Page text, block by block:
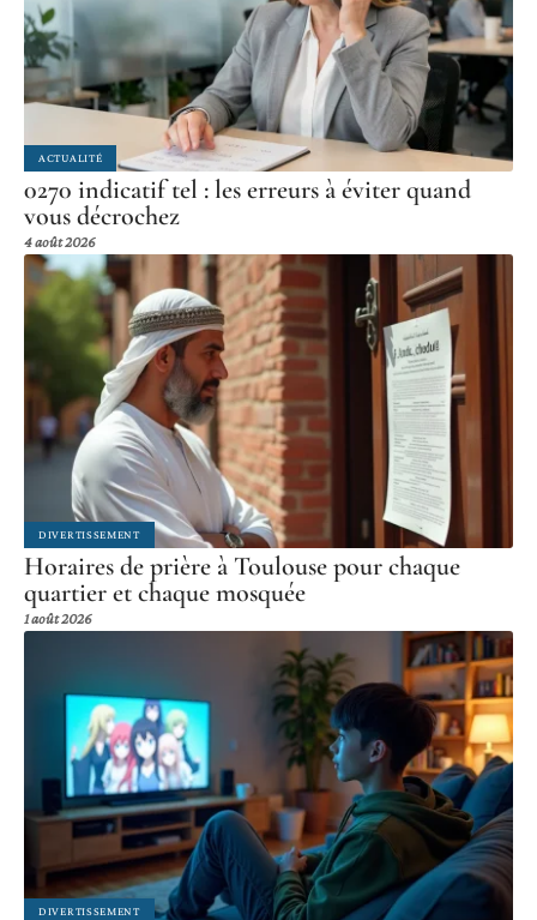
ACTUALITÉ
0270 indicatif tel : les erreurs à éviter quand
vous décrochez
4 août 2026
DIVERTISSEMENT
Horaires de prière à Toulouse pour chaque
quartier et chaque mosquée
1 août 2026
DIVERTISSEMENT